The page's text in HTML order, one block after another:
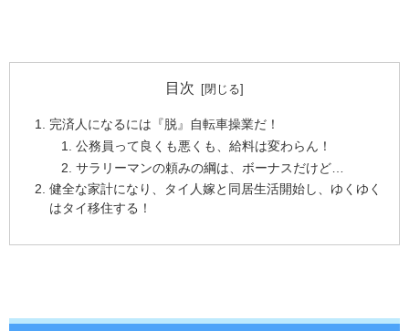
目次
完済人になるには『脱』自転車操業だ！
公務員って良くも悪くも、給料は変わらん！
サラリーマンの頼みの綱は、ボーナスだけど…
健全な家計になり、タイ人嫁と同居生活開始し、ゆくゆく
はタイ移住する！